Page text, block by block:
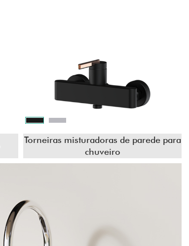
Torneiras misturadoras de parede para
chuveiro